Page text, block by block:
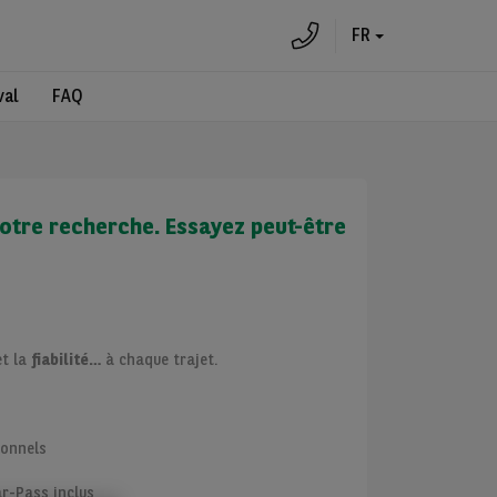
FR
FAQ
recherche. Essayez peut-être
la fiabilité…à chaque trajet.
Pass inclus